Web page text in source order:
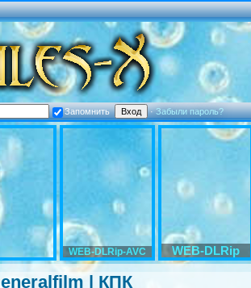
Запомнить ·Забыли пароль?
WEB-DLRip-AVC WEB-DLRip
| КПК